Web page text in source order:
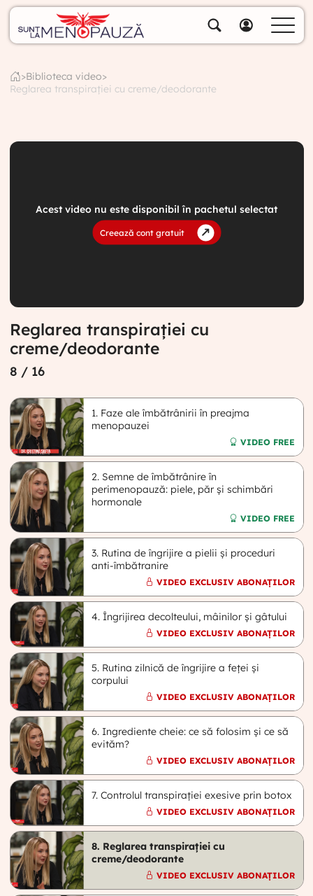
Specialiștii noștri
Soluții
Biblioteca video
Contul meu
>Biblioteca video>
Reglarea transpirației cu creme/deodorante
Acest video nu este disponibil în pachetul selectat
Creează cont gratuit
Reglarea transpirației cu
creme/deodorante
8 / 16
1. Faze ale îmbătrânirii în preajma
menopauzei
VIDEO FREE
2. Semne de îmbătrânire în
perimenopauză: piele, păr și schimbări
hormonale
VIDEO FREE
3. Rutina de îngrijire a pielii și proceduri
anti-îmbătranire
VIDEO EXCLUSIV ABONAȚILOR
4. Îngrijirea decolteului, mâinilor și gâtului
VIDEO EXCLUSIV ABONAȚILOR
5. Rutina zilnică de îngrijire a feței și
corpului
VIDEO EXCLUSIV ABONAȚILOR
6. Ingrediente cheie: ce să folosim și ce să
evităm?
VIDEO EXCLUSIV ABONAȚILOR
7. Controlul transpirației exesive prin botox
VIDEO EXCLUSIV ABONAȚILOR
8. Reglarea transpirației cu
creme/deodorante
VIDEO EXCLUSIV ABONAȚILOR